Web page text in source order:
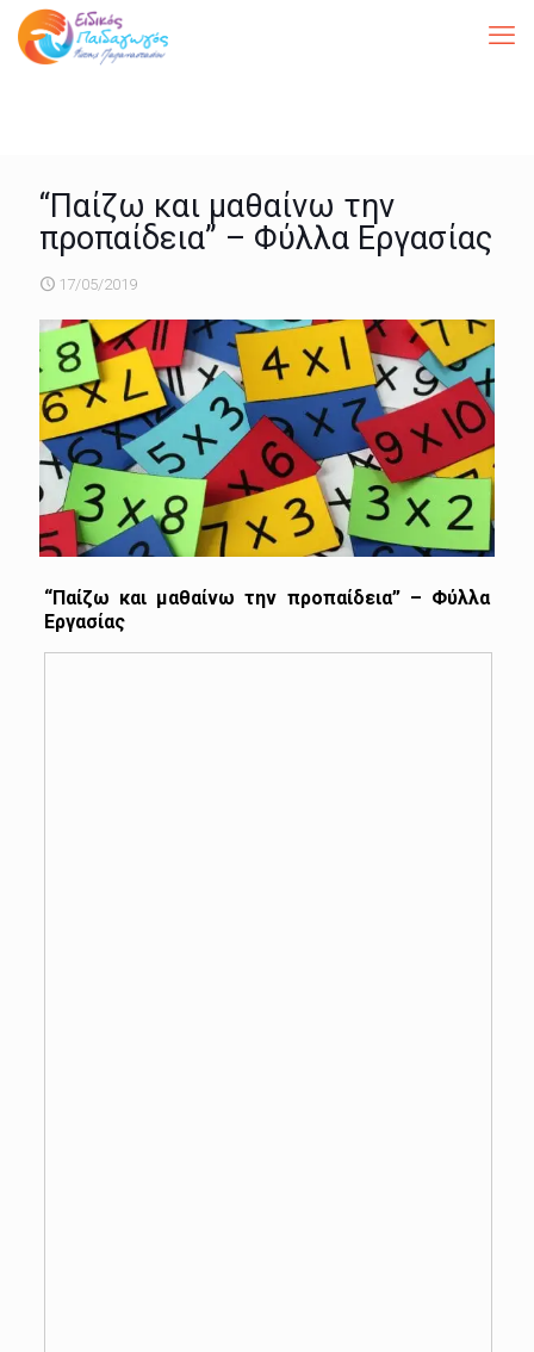
“Παίζω και μαθαίνω την
προπαίδεια” – Φύλλα Εργασίας
17/05/2019
“Παίζω και μαθαίνω την προπαίδεια” – Φύλλα
Εργασίας